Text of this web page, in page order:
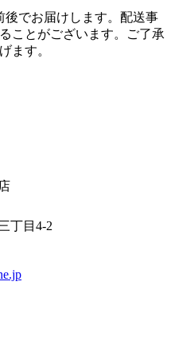
後でお届けします。配送事
ことがございます。ご了承
ます。
丁目4-2